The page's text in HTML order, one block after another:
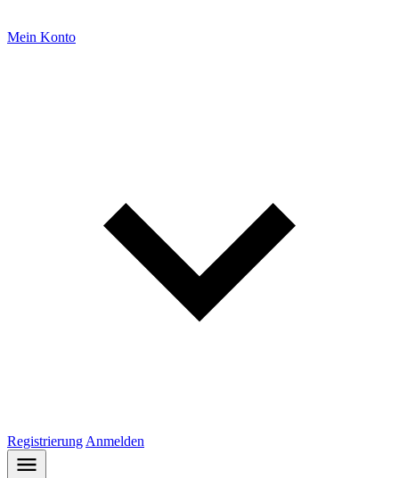
Mein Konto
Registrierung Anmelden